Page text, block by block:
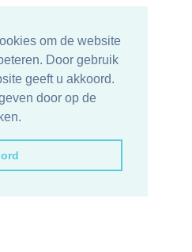
om de website
Door gebruik
geeft u akkoord.
door op de